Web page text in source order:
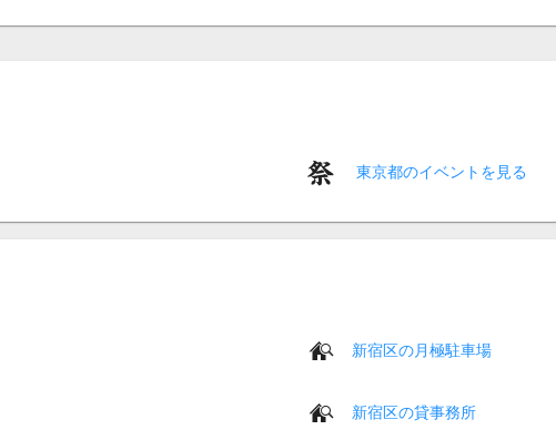
東京都のイベントを見る
新宿区の月極駐車場
新宿区の貸事務所